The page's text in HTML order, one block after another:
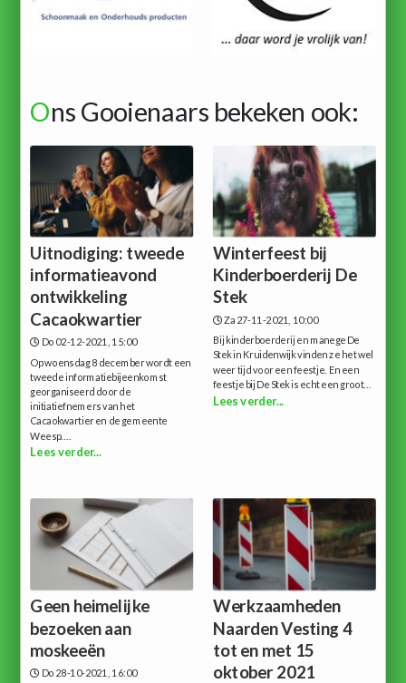
Ons Gooienaars bekeken ook:
Uitnodiging: tweede
informatieavond
ontwikkeling
Cacaokwartier
Do 02-12-2021, 15:00
Op woensdag 8 december wordt een
tweede informatiebijeenkomst
georganiseerd door de
initiatiefnemers van het
Cacaokwartier en de gemeente
Weesp....
Lees verder...
Winterfeest bij
Kinderboerderij De
Stek
Za 27-11-2021, 10:00
Bij kinderboerderij en manege De
Stek in Kruidenwijk vinden ze het wel
weer tijd voor een feestje. En een
feestje bij De Stek is echt een groot...
Lees verder...
Geen heimelijke
bezoeken aan
moskeeën
Do 28-10-2021, 16:00
Werkzaamheden
Naarden Vesting 4
tot en met 15
oktober 2021